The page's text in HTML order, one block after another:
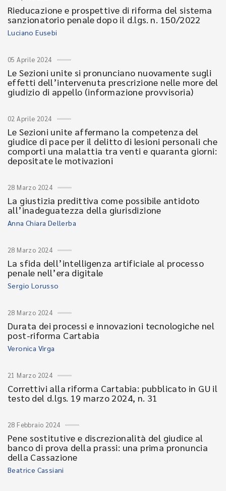
Rieducazione e prospettive di riforma del sistema
sanzionatorio penale dopo il d.lgs. n. 150/2022
Luciano Eusebi
05 Aprile 2024
Le Sezioni unite si pronunciano nuovamente sugli
effetti dell’intervenuta prescrizione nelle more del
giudizio di appello (informazione provvisoria)
02 Aprile 2024
Le Sezioni unite affermano la competenza del
giudice di pace per il delitto di lesioni personali che
comporti una malattia tra venti e quaranta giorni:
depositate le motivazioni
28 Marzo 2024
La giustizia predittiva come possibile antidoto
all’inadeguatezza della giurisdizione
Anna Chiara Dellerba
28 Marzo 2024
La sfida dell’intelligenza artificiale al processo
penale nell’era digitale
Sergio Lorusso
28 Marzo 2024
Durata dei processi e innovazioni tecnologiche nel
post-riforma Cartabia
Veronica Virga
21 Marzo 2024
Correttivi alla riforma Cartabia: pubblicato in GU il
testo del d.lgs. 19 marzo 2024, n. 31
28 Febbraio 2024
Pene sostitutive e discrezionalità del giudice al
banco di prova della prassi: una prima pronuncia
della Cassazione
Beatrice Cassiani